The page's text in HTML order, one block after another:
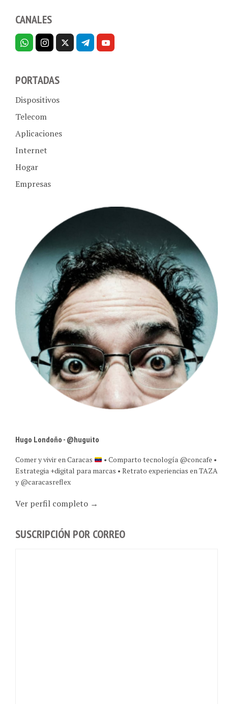
CANALES
PORTADAS
Dispositivos
Telecom
Aplicaciones
Internet
Hogar
Empresas
Hugo Londoño - @huguito
Comer y vivir en Caracas
• Comparto tecnología @concafe •
Estrategia +digital para marcas • Retrato experiencias en TAZA
y @caracasreflex
Ver perfil completo →
SUSCRIPCIÓN POR CORREO